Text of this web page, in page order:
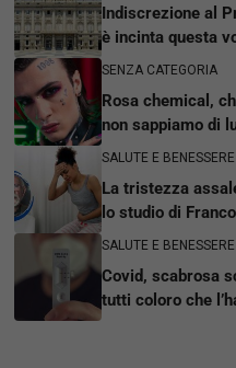
Indiscrezione al
è incinta questa
SENZA CATEGORIA
Rosa chemical,
non sappiamo di
SALUTE E BENESSERE
La tristezza
lo studio di
SALUTE E BENESSERE
Covid, scabrosa
tutti coloro che